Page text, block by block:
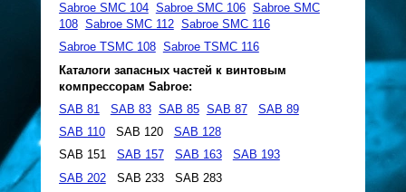
Sabroe SMC 104 Sabroe SMC 106 Sabroe SMC
108 Sabroe SMC 112 Sabroe SMC 116
Sabroe TSMC 108 Sabroe TSMC 116
Каталоги запасных частей к винтовым
компрессорам Sabroe:
SAB 81
SAB 83 SAB 85 SAB 87
SAB 89
SAB 110SAB 120 SAB 128
SAB 151 SAB 157 SAB 163
SAB 193
SAB 202SAB 233 SAB 283